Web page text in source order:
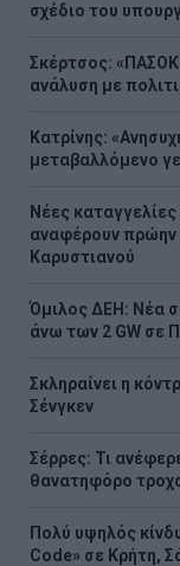
σχέδιο του
Σκέρτσος: «ΠΑΣΟΚ
ανάλυση με
Κατρίνης:
μεταβαλλόμενο
Νέες
αναφέρουν πρώην
Καρυστιανού
Όμιλος ΔΕΗ: Νέα
άνω των 2 GW σε
Σκληραίνει η
Σένγκεν
Σέρρες: Τι
θανατηφόρο
Πολύ υψηλός
Code» σε Κρήτη,